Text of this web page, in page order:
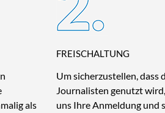
als
FREISCHALTUNG
Um sicherzustellen, dass
Journalisten genutzt
uns Ihre Anmeldung und